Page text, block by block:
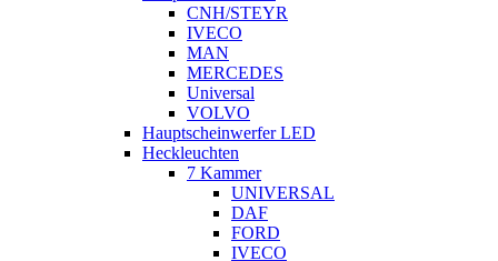
CNH/STEYR
IVECO
MAN
MERCEDES
Universal
VOLVO
Hauptscheinwerfer LED
Heckleuchten
7 Kammer
UNIVERSAL
DAF
FORD
IVECO